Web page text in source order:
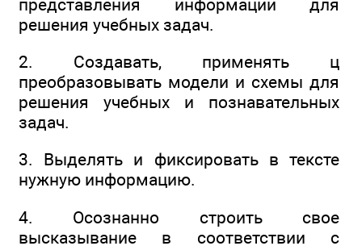
представления информации для
решения учебных задач.
2. Создавать, применять ц
преобразовывать модели и схемы для
решения учебных и познавательных
задач.
3. Выделять и фиксировать в тексте
нужную информацию.
4. Осознанно строить свое
высказывание в соответствии с